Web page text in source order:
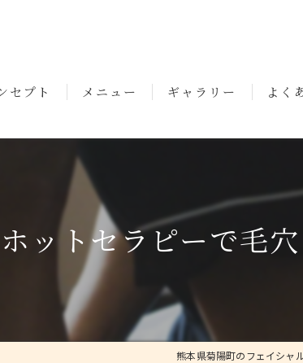
セプト メニュー ギャラリー よく
ットセラピーで毛
熊本県菊陽町のフェイシャ